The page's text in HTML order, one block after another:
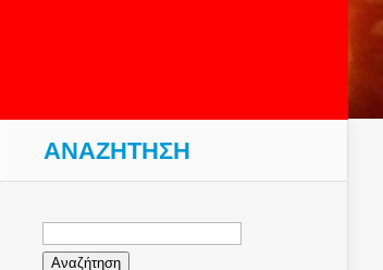
ΑΝΑΖΉΤΗΣΗ
Αναζήτηση